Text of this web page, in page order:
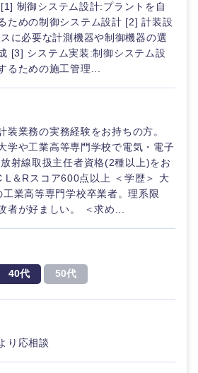
ント
所・監査法人
ーシング
東京都
制御システム設計:プラントを自
ための制御システム設計 [2] 計装設
に必要な計測機器や制御機器の選
[3] システム実装:制御システム設
るための施工管理...
装業務の実務経験をお持ちの方。
学や工業高等専門学校で電気・電子
射線取扱主任者資格(2種以上)をお
L＆Rスコア600点以上 ＜学歴＞ 大
業高等専門学校卒業者。理系限
者が好ましい。 ＜求め...
40代 50代
り応相談